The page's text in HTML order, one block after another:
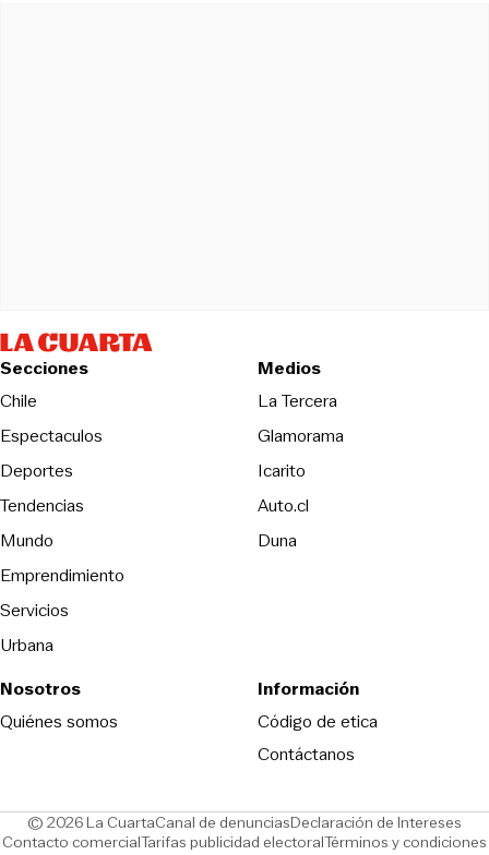
Secciones
Chile
Espectaculos
Deportes
Tendencias
Mundo
Emprendimiento
Servicios
Urbana
Medios
La TerceraOpens in new
Glamorama
Icarito
Auto.cl
DunaOpens in new window
Nosotros
Quiénes somos
Información
Código de eticaOpens in new
Contáctanos
© 2026 La CuartaCanal de denunciasOpens in new window
Declaración de Intereses
Contacto comercialOpens in new window
Tarifas publicidad electoralOpens in new window
Términos y condiciones